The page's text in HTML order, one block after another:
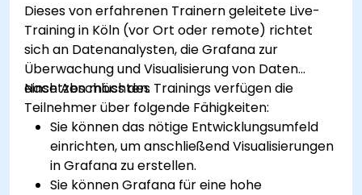
Dieses von erfahrenen Trainern geleitete Live-
Training in Köln (vor Ort oder remote) richtet
sich an Datenanalysten, die Grafana zur
Überwachung und Visualisierung von Daten
einsetzen möchten.
Nach Abschluss des Trainings verfügen die
Teilnehmer über folgende Fähigkeiten:
Sie können das nötige Entwicklungsumfeld
einrichten, um anschließend Visualisierungen
in Grafana zu erstellen.
Sie können Grafana für eine hohe